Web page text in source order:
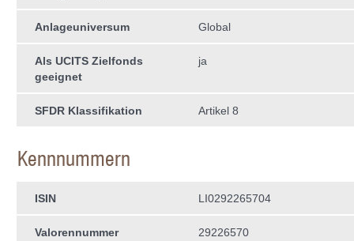
Anlageuniversum Global
Als UCITS Zielfonds
geeignet
ja
SFDR Klassifikation Artikel 8
Kennnummern
ISIN LI0292265704
Valorennummer 29226570